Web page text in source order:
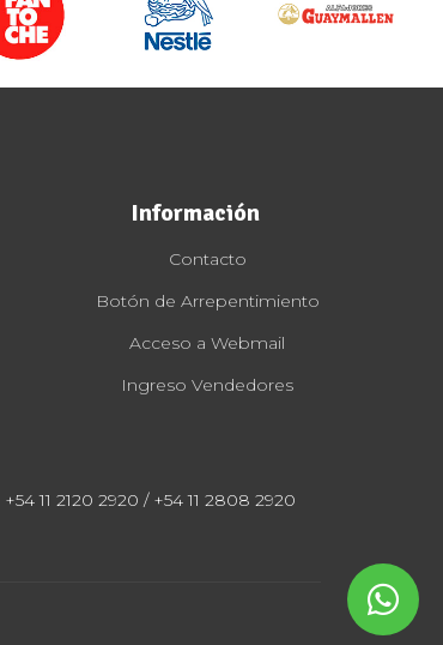
Información
Contacto
Botón de Arrepentimiento
Acceso a Webmail
Ingreso Vendedores
+54 11 2120 2920 / +54 11 2808 2920